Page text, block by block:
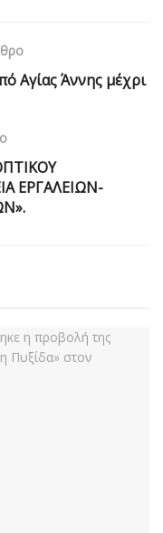
Αγίας Άννης μέχρι
ΕΡΓΑΛΕΙΩΝ-